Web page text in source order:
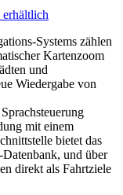
Systems zählen
Kartenzoom
und
Wiedergabe von
mit einem
bietet das
und über
direkt als Fahrtziele